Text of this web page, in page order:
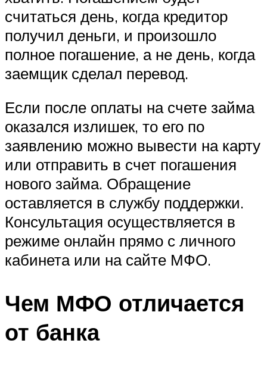
считаться день, когда кредитор
получил деньги, и произошло
полное погашение, а не день, когда
заемщик сделал перевод.
Если после оплаты на счете займа
оказался излишек, то его по
заявлению можно вывести на карту
или отправить в счет погашения
нового займа. Обращение
оставляется в службу поддержки.
Консультация осуществляется в
режиме онлайн прямо с личного
кабинета или на сайте МФО.
Чем МФО отличается
от банка